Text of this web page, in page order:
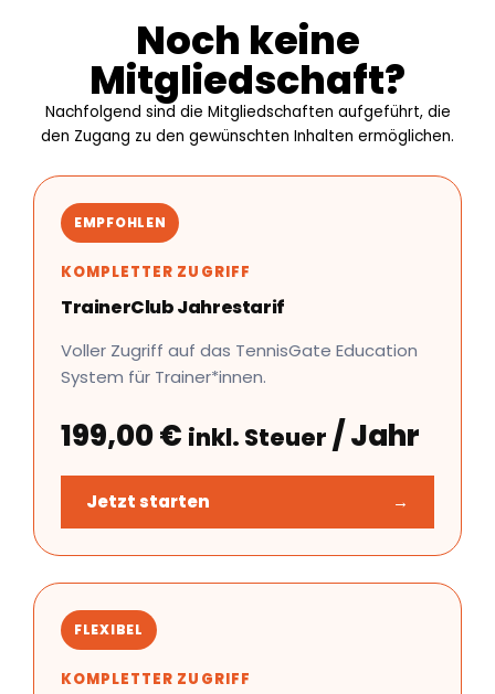
Noch keine
Mitgliedschaft?
Nachfolgend sind die Mitgliedschaften aufgeführt, die
den Zugang zu den gewünschten Inhalten ermöglichen.
EMPFOHLEN
KOMPLETTER ZUGRIFF
TrainerClub Jahrestarif
Voller Zugriff auf das TennisGate Education
System für Trainer*innen.
199,00€ inkl. Steuer / Jahr
Jetzt starten →
FLEXIBEL
KOMPLETTER ZUGRIFF